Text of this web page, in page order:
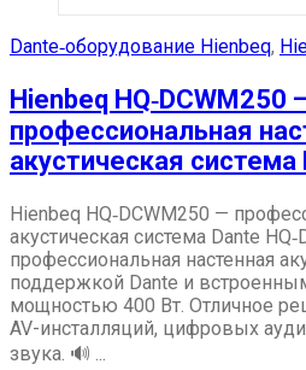
Dante‑оборудование Hienbeq,
Hienbeq HQ‑DCWM250
профессиональная
акустическая система
Hienbeq HQ‑DCWM250 —
акустическая система Dante
профессиональная настенная
поддержкой Dante и
мощностью 400 Вт. Отличное
AV-инсталляций, цифровых
звука. 🔊 ...